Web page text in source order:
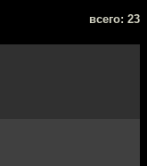
всего: 23